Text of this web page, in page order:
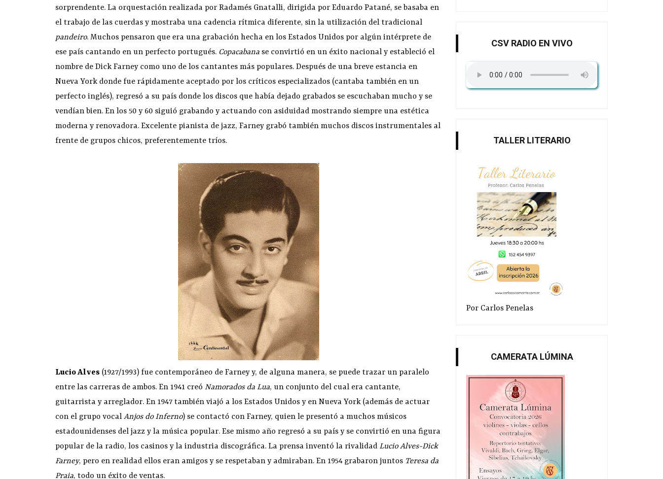
sorprendente. La orquestación realizada por Radamés Gnatalli, dirigida por Eduardo Patané, se basaba en
el trabajo de las cuerdas y mostraba una cadencia rítmica diferente, sin la utilización del tradicional
pandeiro. Muchos pensaron que era una grabación hecha en los Estados Unidos por algún intérprete de
ese país cantando en un perfecto portugués. Copacabana se convirtió en un éxito nacional y estableció el
nombre de Dick Farney como uno de los cantantes más populares. Después de una breve estancia en
Nueva York donde fue rápidamente aceptado por los críticos especializados (cantaba también en un
perfecto inglés), regresó a su país donde los discos que había dejado grabados se escuchaban mucho y se
vendían bien. En los 50 y 60 siguió grabando y actuando con asiduidad mostrando siempre una estética
moderna y renovadora. Excelente pianista de jazz, Farney grabó también muchos discos instrumentales al
frente de grupos chicos, preferentemente tríos.
Lucio Alves (1927/1993) fue contemporáneo de Farney y, de alguna manera, se puede trazar un paralelo
entre las carreras de ambos. En 1941 creó Namorados da Lua, un conjunto del cual era cantante,
guitarrista y arreglador. En 1947 también viajó a los Estados Unidos y en Nueva York (además de actuar
con el grupo vocal Anjos do Inferno) se contactó con Farney, quien le presentó a muchos músicos
estadounidenses del jazz y la música popular. Ese mismo año regresó a su país y se convirtió en una figura
popular de la radio, los casinos y la industria discográfica. La prensa inventó la rivalidad Lucio Alves-Dick
Farney, pero en realidad ellos eran amigos y se respetaban y admiraban. En 1954 grabaron juntos Teresa da
Praia, todo un éxito de ventas.
CSV RADIO EN VIVO
TALLER LITERARIO
Por Carlos Penelas
CAMERATA LÚMINA